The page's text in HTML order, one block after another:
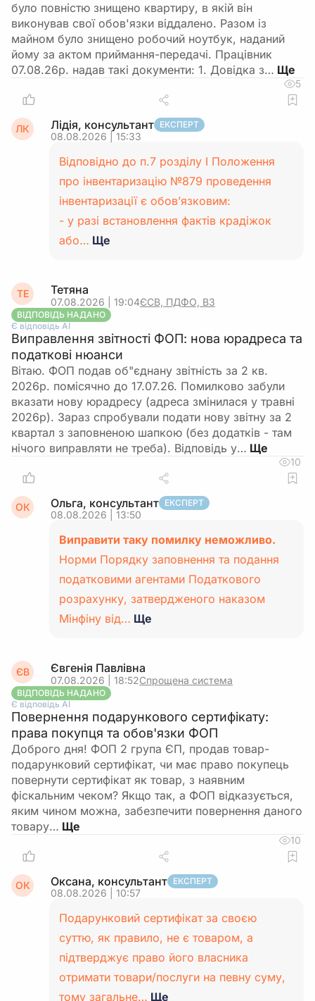
було повністю знищено квартиру, в якій він
виконував свої обов'язки віддалено. Разом із
майном було знищено робочий ноутбук, наданий
йому за актом приймання-передачі. Працівник
07.08.26р. надав такі документи: 1. Довідка з…
5
ЛК Лідія, консультант ЕКСПЕРТ
08.08.2026 | 15:33
Відповідно до п.7 розділу І Положення
про інвентаризацію №879 проведення
інвентаризації є обов’язковим:
- у разі встановлення фактів крадіжок
або… Ще
ТЕ Тетяна
07.08.2026 | 19:04ЄСВ, ПДФО, ВЗ
ВІДПОВІДЬ НАДАНО
Є відповідь АІ
Виправлення звітності ФОП: нова юрадреса та
податкові нюанси
Вітаю. ФОП подав об"єднану звітність за 2 кв.
2026р. помісячно до 17.07.26. Помилково забули
вказати нову юрадресу (адреса змінилася у травні
2026р). Зараз спробували подати нову звітну за 2
квартал з заповненою шапкою (без додатків - там
нічого виправляти не треба). Відповідь у…
10
ОК Ольга, консультант ЕКСПЕРТ
08.08.2026 | 13:50
Виправити таку помилку неможливо.
Норми Порядку заповнення та подання
податковими агентами Податкового
розрахунку, затвердженого наказом
Мінфіну від… Ще
ЄВ Євгенія Павлівна
07.08.2026 | 18:52Спрощена система
ВІДПОВІДЬ НАДАНО
Є відповідь АІ
Повернення подарункового сертифікату:
права покупця та обов'язки ФОП
Доброго дня! ФОП 2 група ЄП, продав товар-
подарунковий сертифікат, чи має право покупець
повернути сертифікат як товар, з наявним
фіскальним чеком? Якщо так, а ФОП відказується,
яким чином можна, забезпечити повернення даного
товару…
10
ОК Оксана, консультант ЕКСПЕРТ
08.08.2026 | 10:57
Подарунковий сертифікат за своєю
суттю, як правило, не є товаром, а
підтверджує право його власника
отримати товари/послуги на певну суму,
тому загальне… Ще